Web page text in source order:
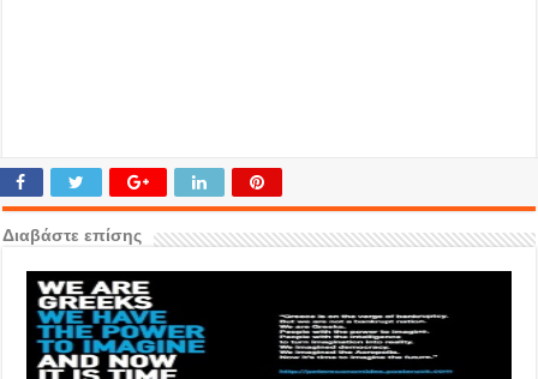
Διαβάστε επίσης